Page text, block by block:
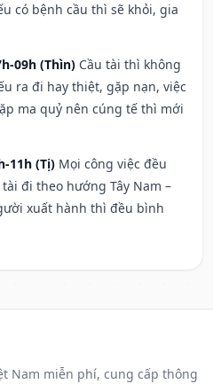
có bệnh cầu thì sẽ khỏi, gia
09h (Thìn) Cầu tài thì không
ra đi hay thiệt, gặp nạn, việc
ma quỷ nên cúng tế thì mới
11h (Tị) Mọi công việc đều
đi theo hướng Tây Nam –
xuất hành thì đều bình
Nam miễn phí, cung cấp thông